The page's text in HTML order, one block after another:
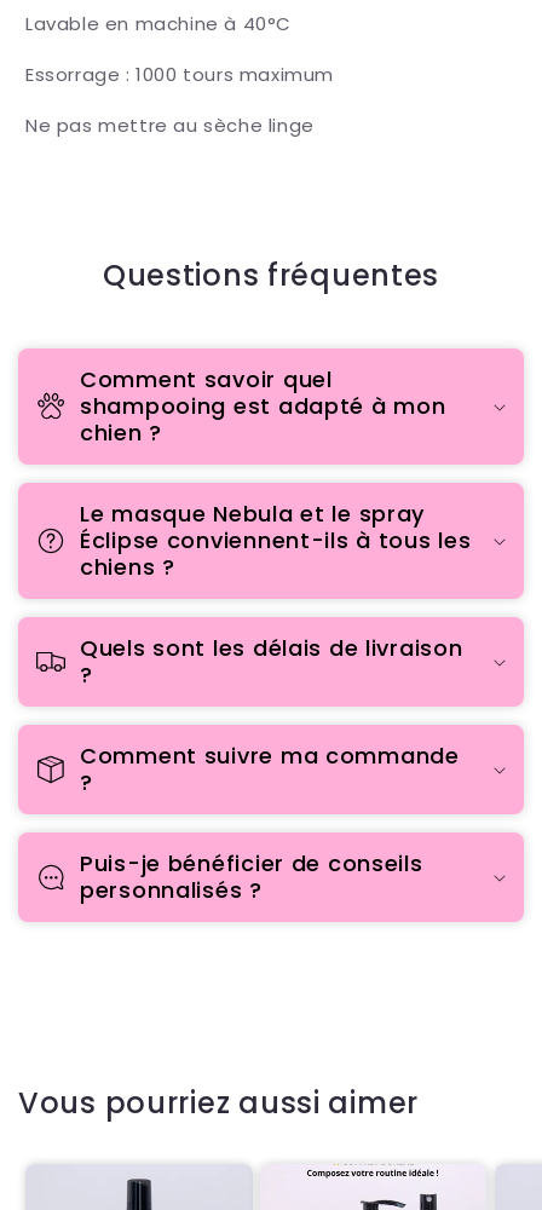
Lavable en machine à 40°C
Essorrage : 1000 tours maximum
Ne pas mettre au sèche linge
Questions fréquentes
Comment savoir quel
shampooing est adapté à mon
chien ?
Le masque Nebula et le spray
Éclipse conviennent-ils à tous les
chiens ?
Quels sont les délais de livraison
?
Comment suivre ma commande
?
Puis-je bénéficier de conseils
personnalisés ?
Vous pourriez aussi aimer